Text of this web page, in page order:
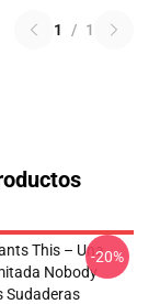
1 / 1
This – Una
Nobody
Sudaderas
-20%